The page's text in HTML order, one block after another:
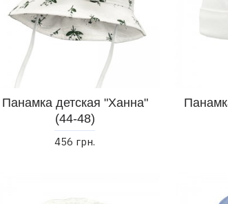
Панамка детская "Ханна"
(44-48)
456 грн.